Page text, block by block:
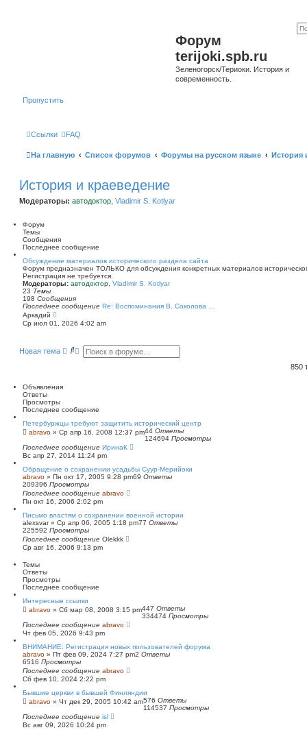
Форум
terijoki.spb.ru
Зеленогорск/Териоки. История и
современность.
Пропустить
Ссылки FAQ
На главную Список форумов Форумы на русском языке История
История и краеведение
Модераторы: автодоктор Vladimir S. Kotlyar
Форум
Темы
Сообщения
Последнее сообщение
Обсуждение материалов исторического раздела сайта
Форум предназначен ТОЛЬКО для обсуждения конкретных материалов
Регистрация не требуется.
Модераторы: автодоктор Vladimir S. Kotlyar
23 Темы
198 Сообщения
Последнее сообщение Re: Воспоминания В. Соколова …
Аркадий
р
т
с
е
д
е
м
с
о
б
щ
е
н
и
Ср июл 01, 2026 4:02 am
Новая тема
П Р
н
ы
й
о
и
к
850
Объявления
Ответы
Просмотры
Последнее сообщение
Петербуржцы требуют защитить исторический центр
abravo » Ср апр 16, 2008 12:37 pm44 Ответы
124694 Просмотры
Последнее сообщение ИринаК
Вс апр 27, 2014 11:24 pm
Обращение о сохранении усадьбы Суур-Мерийоки
abravo » Пн окт 17, 2005 9:28 pm69 Ответы
209396 Просмотры
Последнее сообщение abravo
Пн окт 16, 2006 2:02 pm
Письмо властям о сохранении военной истории
alexsvar» Ср апр 06, 2005 1:18 pm77 Ответы
225592 Просмотры
Последнее сообщение Olekkk
Ср авг 16, 2006 9:13 pm
Темы
Ответы
Просмотры
Последнее сообщение
Интересные ссылки
abravo » Сб мар 08, 2008 3:15 pm447 Ответы
334474 Просмотры
Последнее сообщение abravo
Чт фев 05, 2026 9:43 pm
ВНИМАНИЕ: Регистрация новых пользователей форума
abravo » Пт фев 09, 2024 7:27 pm2 Ответы
6516 Просмотры
Последнее сообщение abravo
Сб фев 10, 2024 2:22 pm
Бывшие церкви в бывшей Финляндии
abravo » Чт дек 29, 2005 10:42 am576 Ответы
114537 Просмотры
Последнее сообщение isl
Вс авг 09, 2026 10:24 pm